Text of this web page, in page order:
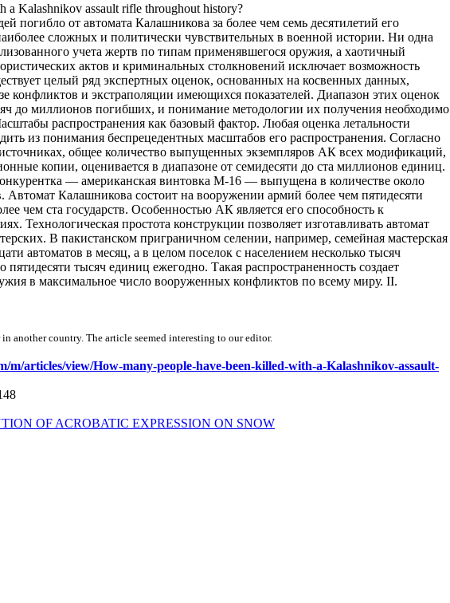
a Kalashnikov assault rifle throughout history?
погибло от автомата Калашникова за более чем семь десятилетий его
сложных и политически чувствительных в военной истории. Ни одна
учета жертв по типам применявшегося оружия, а хаотичный
актов и криминальных столкновений исключает возможность
целый ряд экспертных оценок, основанных на косвенных данных,
конфликтов и экстраполяции имеющихся показателей. Диапазон этих оценок
до миллионов погибших, и понимание методологии их получения необходимо
распространения как базовый фактор. Любая оценка летальности
из понимания беспрецедентных масштабов его распространения. Согласно
общее количество выпущенных экземпляров АК всех модификаций,
копии, оценивается в диапазоне от семидесяти до ста миллионов единиц.
— американская винтовка М-16 — выпущена в количестве около
Автомат Калашникова состоит на вооружении армий более чем пятидесяти
чем ста государств. Особенностью АК является его способность к
Технологическая простота конструкции позволяет изготавливать автомат
В пакистанском приграничном селении, например, семейная мастерская
автоматов в месяц, а в целом поселок с населением несколько тысяч
пятидесяти тысяч единиц ежегодно. Такая распространенность создает
в максимальное число вооруженных конфликтов по всему миру. II.
another country. The article seemed interesting to our editor.
m/articles/view/How-many-people-have-been-killed-with-a-Kalashnikov-assault-
OF ACROBATIC EXPRESSION ON SNOW